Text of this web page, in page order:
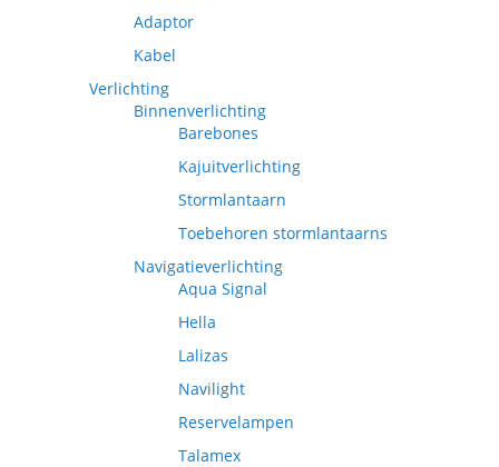
Adaptor
Kabel
Verlichting
Binnenverlichting
Barebones
Kajuitverlichting
Stormlantaarn
Toebehoren stormlantaarns
Navigatieverlichting
Aqua Signal
Hella
Lalizas
Navilight
Reservelampen
Talamex